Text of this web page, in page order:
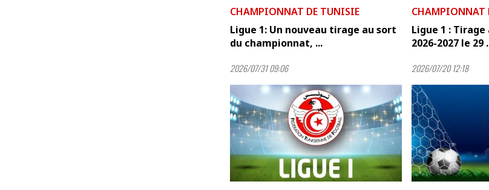
CHAMPIONNAT DE TUNISIE
Ligue 1: Un nouveau tirage au sort
du championnat, ...
2026/07/31 09:06
CHAMPIONNAT
Ligue 1 :
2026-2027 le 29
2026/07/20 12:18